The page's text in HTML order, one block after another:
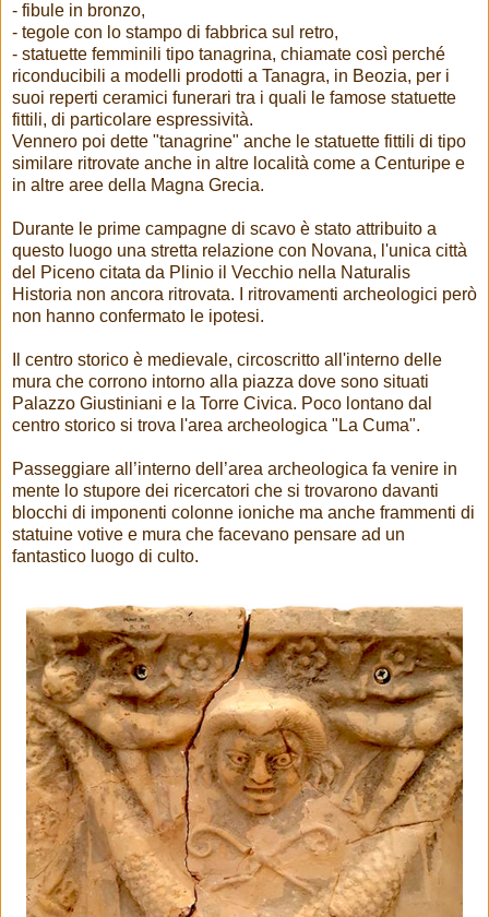
- fibule in bronzo,
- tegole con lo stampo di fabbrica sul retro,
- statuette femminili tipo tanagrina, chiamate così perché
riconducibili a modelli prodotti a Tanagra, in Beozia, per i
suoi reperti ceramici funerari tra i quali le famose statuette
fittili, di particolare espressività.
Vennero poi dette "tanagrine" anche le statuette fittili di tipo
similare ritrovate anche in altre località come a Centuripe e
in altre aree della Magna Grecia.
Durante le prime campagne di scavo è stato attribuito a
questo luogo una stretta relazione con Novana, l'unica città
del Piceno citata da Plinio il Vecchio nella Naturalis
Historia non ancora ritrovata. I ritrovamenti archeologici però
non hanno confermato le ipotesi.
Il centro storico è medievale, circoscritto all'interno delle
mura che corrono intorno alla piazza dove sono situati
Palazzo Giustiniani e la Torre Civica. Poco lontano dal
centro storico si trova l'area archeologica "La Cuma".
Passeggiare all’interno dell’area archeologica fa venire in
mente lo stupore dei ricercatori che si trovarono davanti
blocchi di imponenti colonne ioniche ma anche frammenti di
statuine votive e mura che facevano pensare ad un
fantastico luogo di culto.